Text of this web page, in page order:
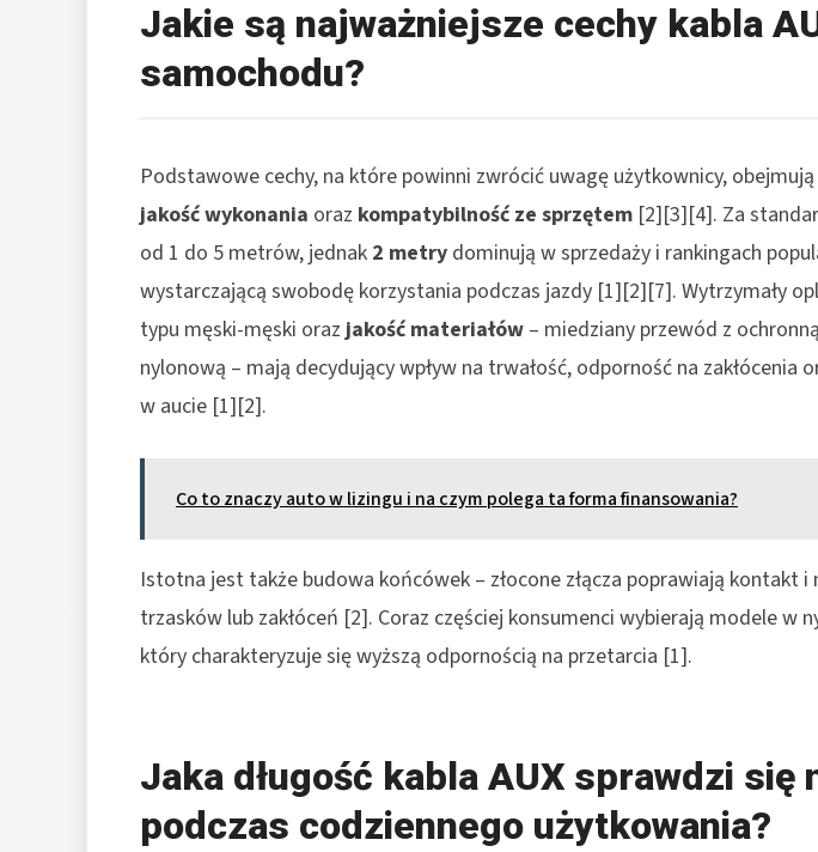
Jakie są najważniejsze cechy kabla
samochodu?
Podstawowe cechy, na które powinni zwrócić uwagę użytkownicy, obejmują
jakość wykonania oraz kompatybilność ze sprzętem [2][3][4]. Za
od 1 do 5 metrów, jednak 2 metry dominują w sprzedaży i rankingach
wystarczającą swobodę korzystania podczas jazdy [1][2][7]. Wytrzymały
typu męski-męski orazjakość materiałów – miedziany przewód z
nylonową – mają decydujący wpływ na trwałość, odporność na zakłócenia
w aucie [1][2].
Co to znaczy auto w lizingu i na czym polega ta forma finansowania?
Istotna jest także budowa końcówek – złocone złącza poprawiają kontakt i
trzasków lub zakłóceń [2]. Coraz częściej konsumenci wybierają modele w
który charakteryzuje się wyższą odpornością na przetarcia [1].
Jaka długość kabla AUX sprawdzi się
podczas codziennego użytkowania?